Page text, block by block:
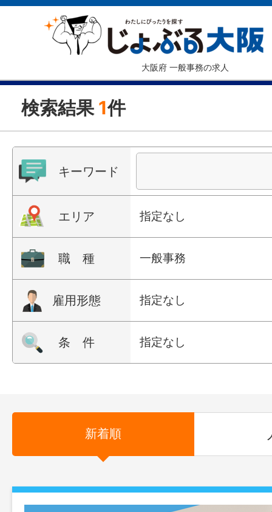
大阪府 一般事務の求人
検索結果 1件
キーワード
エリア 指定なし
職 種 一般事務
雇用形態 指定なし
条 件 指定なし
新着順